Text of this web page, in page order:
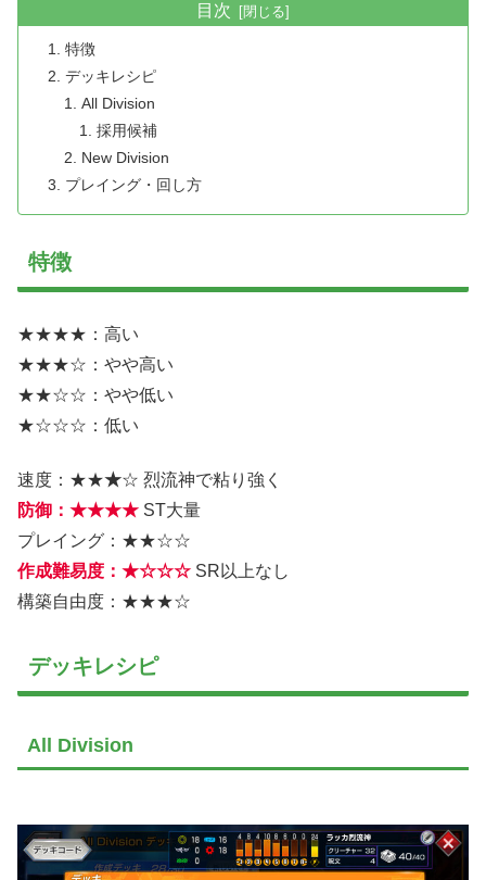
目次
特徴
デッキレシピ
All Division
採用候補
New Division
プレイング・回し方
特徴
★★★★：高い
★★★☆：やや高い
★★☆☆：やや低い
★☆☆☆：低い
速度：★★★☆ 烈流神で粘り強く
防御：★★★★ ST大量
プレイング：★★☆☆
作成難易度：★☆☆☆ SR以上なし
構築自由度：★★★☆
デッキレシピ
All Division